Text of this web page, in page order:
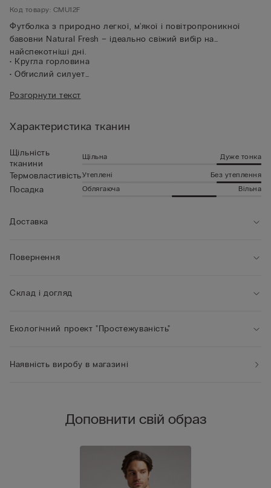
Код товару: CMU12F
Футболка з природно легкої, м'якої і повітропроникної
бавовни Natural Fresh – ідеально свіжий вибір на
найспекотніші дні.
• Кругла горловина
• Обтислий силует
Розгорнути текст
Характеристика тканин
Щільність
тканини
Щільна Дуже тонка
ТермовластивістьУтеплені Без утеплення
Посадка Облягаюча Вільна
Доставка
Повернення
Склад і догляд
Екологічний проект "Простежуваність"
Наявність виробу в магазині
Доповнити свій образ